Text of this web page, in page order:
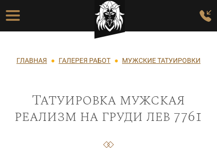
Перейти к основному содержанию
Основная навигация
Строка навигации
ГЛАВНАЯ ГАЛЕРЕЯ РАБОТ МУЖСКИЕ ТАТУИРОВКИ
Татуировка мужская
реализм на груди лев 7761